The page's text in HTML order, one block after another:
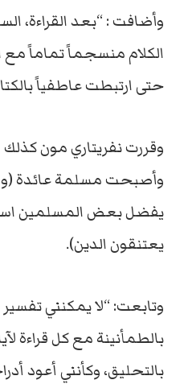
وأضافت : “بعد القراءة،
الكلام منسجماً تماماً
حتى ارتبطت عاطفياً
وقررت نفريتاري مون كذلك
وأصبحت مسلمة عائدة
يفضل بعض المسلمين
يعتنقون الدين).
وتابعت: “لا يمكنني
بالطمأنينة مع كل قراءة
بالتحليق، وكأنني أعود